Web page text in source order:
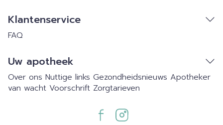
Klantenservice
FAQ
Uw apotheek
Over ons Nuttige links Gezondheidsnieuws Apotheker
van wacht Voorschrift Zorgtarieven